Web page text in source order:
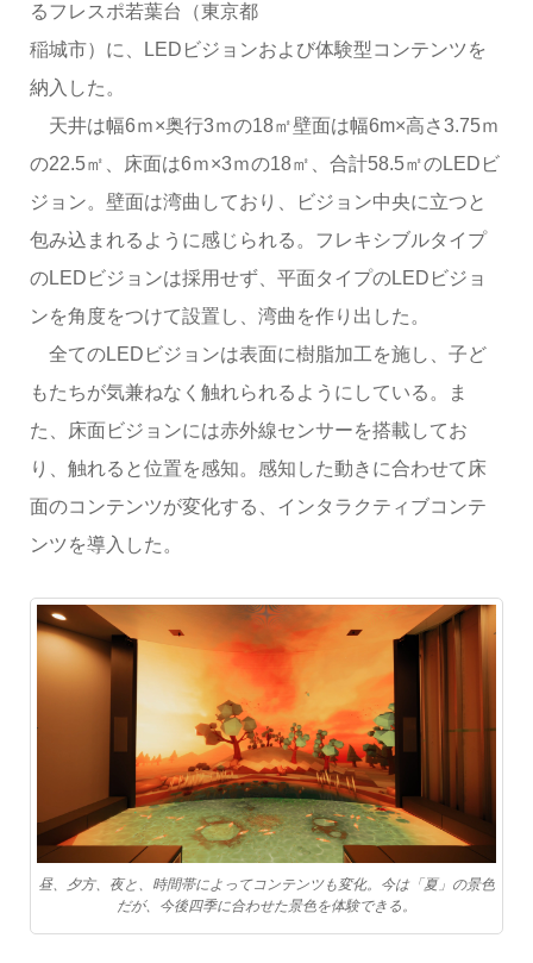
るフレスポ若葉台（東京都
稲城市）に、LEDビジョンおよび体験型コンテンツを
納入した。
天井は幅6ｍ×奥行3ｍの18㎡壁面は幅6m×高さ3.75ｍ
の22.5㎡、床面は6ｍ×3ｍの18㎡、合計58.5㎡のLEDビ
ジョン。壁面は湾曲しており、ビジョン中央に立つと
包み込まれるように感じられる。フレキシブルタイプ
のLEDビジョンは採用せず、平面タイプのLEDビジョ
ンを角度をつけて設置し、湾曲を作り出した。
全てのLEDビジョンは表面に樹脂加工を施し、子ど
もたちが気兼ねなく触れられるようにしている。ま
た、床面ビジョンには赤外線センサーを搭載してお
り、触れると位置を感知。感知した動きに合わせて床
面のコンテンツが変化する、インタラクティブコンテ
ンツを導入した。
昼、夕方、夜と、時間帯によってコンテンツも変化。今は「夏」の景色
だが、今後四季に合わせた景色を体験できる。